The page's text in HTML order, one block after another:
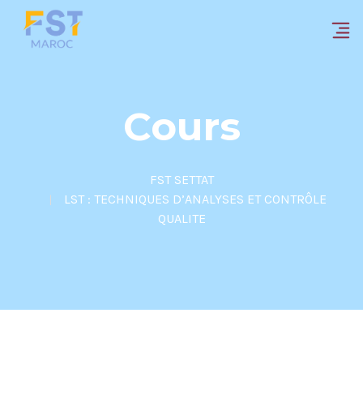
Cours
FST SETTAT
LST : TECHNIQUES D’ANALYSES ET CONTRÔLE
QUALITE